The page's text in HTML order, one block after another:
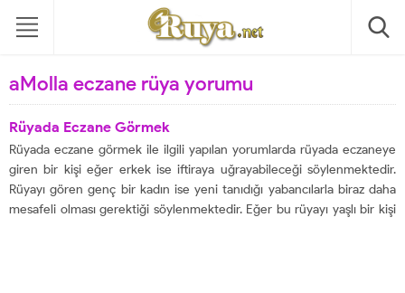
aMolla eczane rüya yorumu
Rüyada Eczane Görmek
Rüyada eczane görmek ile ilgili yapılan yorumlarda rüyada eczaneye
giren bir kişi eğer erkek ise iftiraya uğrayabileceği söylenmektedir.
Rüyayı gören genç bir kadın ise yeni tanıdığı yabancılarla biraz daha
mesafeli olması gerektiği söylenmektedir. Eğer bu rüyayı yaşlı bir kişi